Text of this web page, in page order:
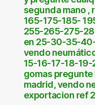
segunda mano ,
165-175-185-
255-265-275-
en 25-30-35-
vendo
15-16-17-18-
gomas
madrid, vendo
exportacion ref